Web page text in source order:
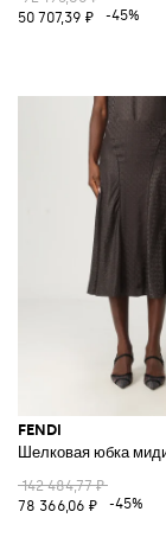
50 707,39 ₽
-45%
FENDI
Шелковая юбка
142 484,77 ₽
78 366,06 ₽
-45%